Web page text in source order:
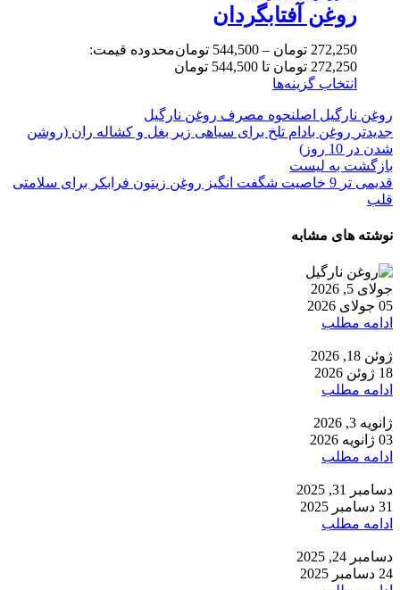
روغن آفتابگردان
272,250 تومان –
544,500 تومانمحدوده قیمت:
272,250 تومان تا 544,500 تومان
انتخاب گزینه‌ها
روغن نارگیل اصلنحوه مصرف روغن نارگیل
جدیدتر روغن بادام تلخ برای سیاهی زیر بغل و کشاله ران (روشن
شدن در 10 روز)
بازگشت به لیست
قدیمی تر
9 خاصیت شگفت انگیز روغن زیتون فرابکر برای سلامتی
قلب
نوشته های مشابه
جولای 5, 2026
05 جولای 2026
ادامه مطلب
ژوئن 18, 2026
18 ژوئن 2026
ادامه مطلب
ژانویه 3, 2026
03 ژانویه 2026
ادامه مطلب
دسامبر 31, 2025
31 دسامبر 2025
ادامه مطلب
دسامبر 24, 2025
24 دسامبر 2025